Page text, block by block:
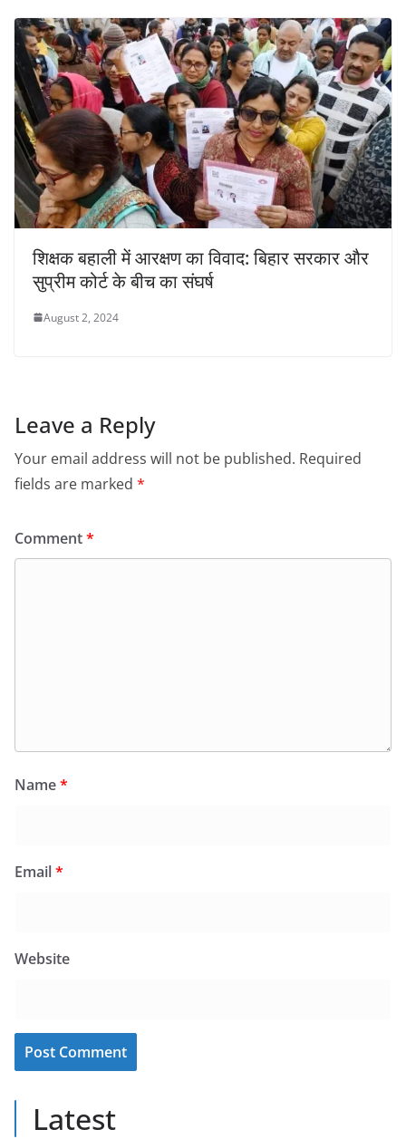
शिक्षक बहाली में आरक्षण का विवाद: बिहार सरकार और
सुप्रीम कोर्ट के बीच का संघर्ष
August 2, 2024
Leave a Reply
Your email address will not be published. Required
fields are marked *
Comment*
Name*
Email*
Website
Latest